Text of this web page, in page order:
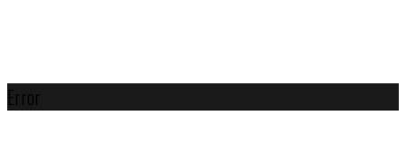
Error